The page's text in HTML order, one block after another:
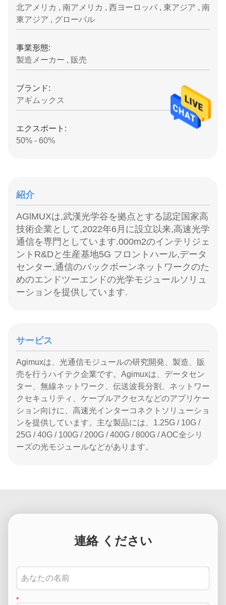
北アメリカ , 南アメリカ , 西ヨーロッパ , 東アジア , 南
東アジア , グローバル
事業形態:
製造メーカー , 販売
ブランド:
アギムックス
エクスポート:
50% - 60%
紹介
AGlMUXは,武漢光学谷を拠点とする認定国家高
技術企業として,2022年6月に設立以来,高速光学
通信を専門としています.000m2のインテリジェ
ントR&Dと生産基地5G フロントハール,データ
センター,通信のバックボーンネットワークのた
めのエンドツーエンドの光学モジュールソリュ
ーションを提供しています.
サービス
Agimuxは、光通信モジュールの研究開発、製造、販
売を行うハイテク企業です。Agimuxは、データセン
ター、無線ネットワーク、伝送波長分割、ネットワー
クセキュリティ、ケーブルアクセスなどのアプリケー
ション向けに、高速光インターコネクトソリューショ
ンを提供しています。主な製品には、1.25G / 10G /
25G / 40G / 100G / 200G / 400G / 800G / AOC全シリ
ーズの光モジュールなどがあります。
連絡 ください